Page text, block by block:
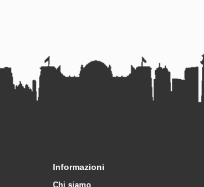
Informazioni
Chi siamo